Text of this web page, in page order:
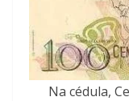
Na cédula,